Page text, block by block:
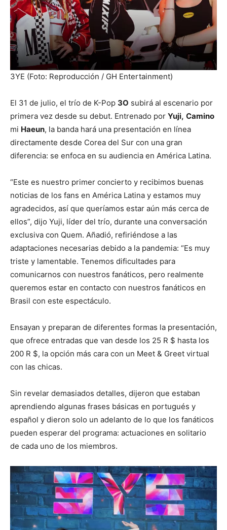
3YE (Foto: Reproducción / GH Entertainment)
El 31 de julio, el trío de K-Pop 3O subirá al escenario por
primera vez desde su debut. Entrenado por Yuji, Camino
mi Haeun, la banda hará una presentación en línea
directamente desde Corea del Sur con una gran
diferencia: se enfoca en su audiencia en América Latina.
“Este es nuestro primer concierto y recibimos buenas
noticias de los fans en América Latina y estamos muy
agradecidos, así que queríamos estar aún más cerca de
ellos”, dijo Yuji, líder del trío, durante una conversación
exclusiva con Quem. Añadió, refiriéndose a las
adaptaciones necesarias debido a la pandemia: “Es muy
triste y lamentable. Tenemos dificultades para
comunicarnos con nuestros fanáticos, pero realmente
queremos estar en contacto con nuestros fanáticos en
Brasil con este espectáculo.
Ensayan y preparan de diferentes formas la presentación,
que ofrece entradas que van desde los 25 R $ hasta los
200 R $, la opción más cara con un Meet & Greet virtual
con las chicas.
Sin revelar demasiados detalles, dijeron que estaban
aprendiendo algunas frases básicas en portugués y
español y dieron solo un adelanto de lo que los fanáticos
pueden esperar del programa: actuaciones en solitario
de cada uno de los miembros.